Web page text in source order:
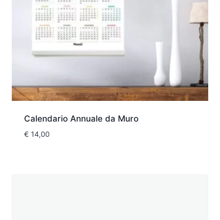
Calendario Annuale da Muro
€ 14,00